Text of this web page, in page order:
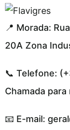
resmi
📍 Morada:
20A Zona
📞 Telefone:
Chamada
📧 E-mail: